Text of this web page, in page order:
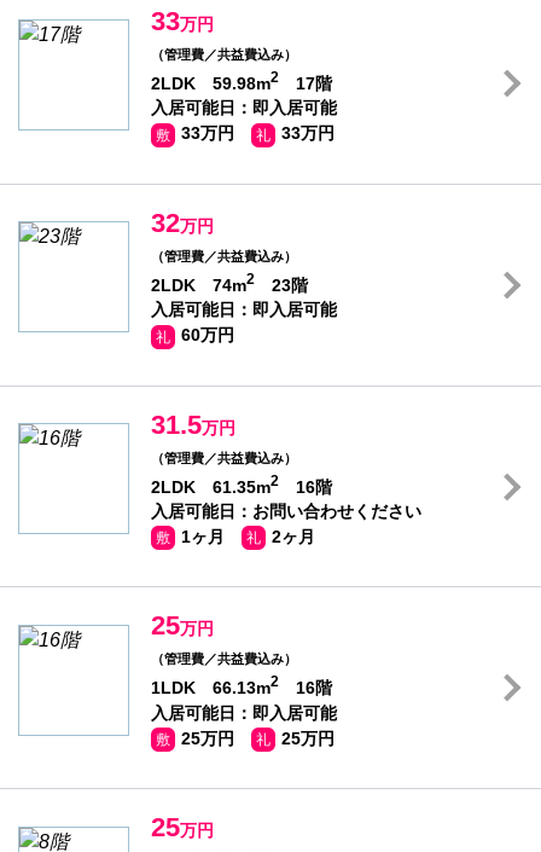
33万円
（管理費／共益費込み）
2LDK 59.98m2
17階
入居可能日：即入居可能
敷 33万円 礼 33万円
32万円
（管理費／共益費込み）
2LDK 74m2
23階
入居可能日：即入居可能
礼 60万円
31.5万円
（管理費／共益費込み）
2LDK 61.35m2
16階
入居可能日：お問い合わせください
敷 1ヶ月 礼 2ヶ月
25万円
（管理費／共益費込み）
1LDK 66.13m2
16階
入居可能日：即入居可能
敷 25万円 礼 25万円
25万円